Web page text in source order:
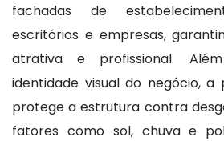
fachadas de
escritórios e empresas,
atrativa e profissional.
identidade visual do negócio,
protege a estrutura contra
fatores como sol, chuva e